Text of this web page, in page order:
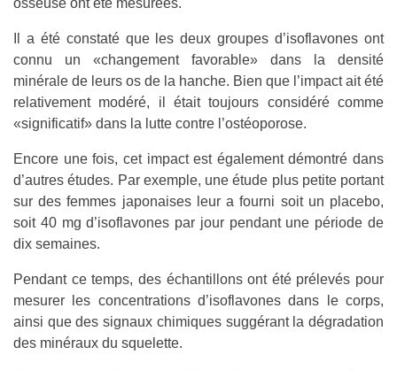
osseuse ont été mesurées.
Il a été constaté que les deux groupes d’isoflavones ont
connu un «changement favorable» dans la densité
minérale de leurs os de la hanche. Bien que l’impact ait été
relativement modéré, il était toujours considéré comme
«significatif» dans la lutte contre l’ostéoporose.
Encore une fois, cet impact est également démontré dans
d’autres études. Par exemple, une étude plus petite portant
sur des femmes japonaises leur a fourni soit un placebo,
soit 40 mg d’isoflavones par jour pendant une période de
dix semaines.
Pendant ce temps, des échantillons ont été prélevés pour
mesurer les concentrations d’isoflavones dans le corps,
ainsi que des signaux chimiques suggérant la dégradation
des minéraux du squelette.